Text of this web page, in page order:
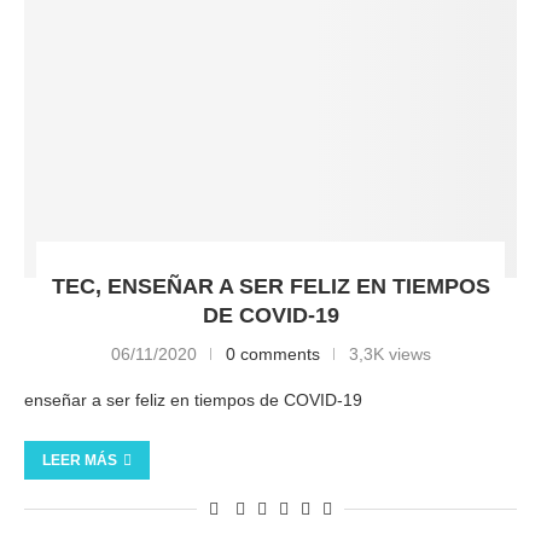
TEC, ENSEÑAR A SER FELIZ EN TIEMPOS
DE COVID-19
06/11/2020 0 comments 3,3K views
enseñar a ser feliz en tiempos de COVID-19
LEER MÁS